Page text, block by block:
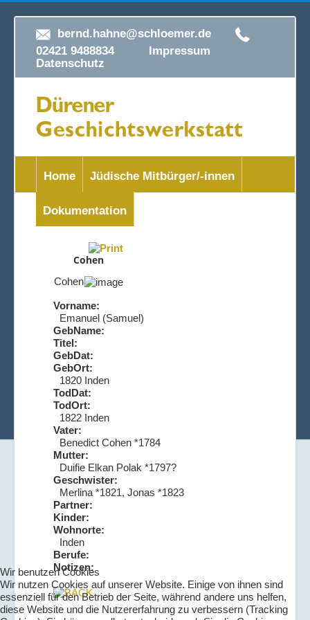
bernd.hahne@schloemer.de
02421 9488834 Impressum
Datenschutz
Home Jüdische Mitbürger/-innen
Dokumentation
Cohen
Cohen
Vorname:
Emanuel (Samuel)
GebName:
Titel:
GebDat:
GebOrt:
1820 Inden
TodDat:
TodOrt:
1822 Inden
Vater:
Benedict Cohen *1784
Mutter:
Duifie Elkan Polak *1797?
Geschwister:
Merlina *1821, Jonas *1823
Partner:
Kinder:
Wohnorte:
Inden
Berufe:
Notizen:
Wir benutzen Cookies
Wir nutzen Cookies auf unserer Website. Einige von ihnen sind
essenziell für den Betrieb der Seite, während andere uns helfen,
diese Website und die Nutzererfahrung zu verbessern (Tracking